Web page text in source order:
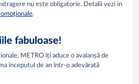
nu este obligatorie. Detalii vezi in
.
fabuloase!
METRO îți aduce o avalanșă de
începutul de an într-o adevărată